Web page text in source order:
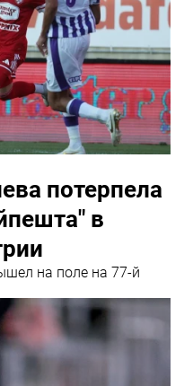
потерпела
в
на поле на 77-й